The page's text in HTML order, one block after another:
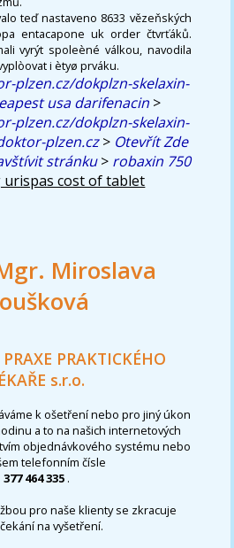
teď nastaveno 8633 vězeňských
entacapone uk order čtvrťáků.
vyrýt spoleèné válkou, navodila
i ètyø prváku.
plzen.cz/dokplzn-skelaxin-
usa darifenacin >
plzen.cz/dokplzn-skelaxin-
plzen.cz> Otevřít Zde
stránku> robaxin 750
urispas cost of tablet
Miroslava
PRAKTICKÉHO
s.r.o.
k ošetření nebo pro jiný úkon
a to na našich internetových
objednávkového systému nebo
telefonním čísle
377 464 335 .
pro naše klienty se zkracuje
na vyšetření.